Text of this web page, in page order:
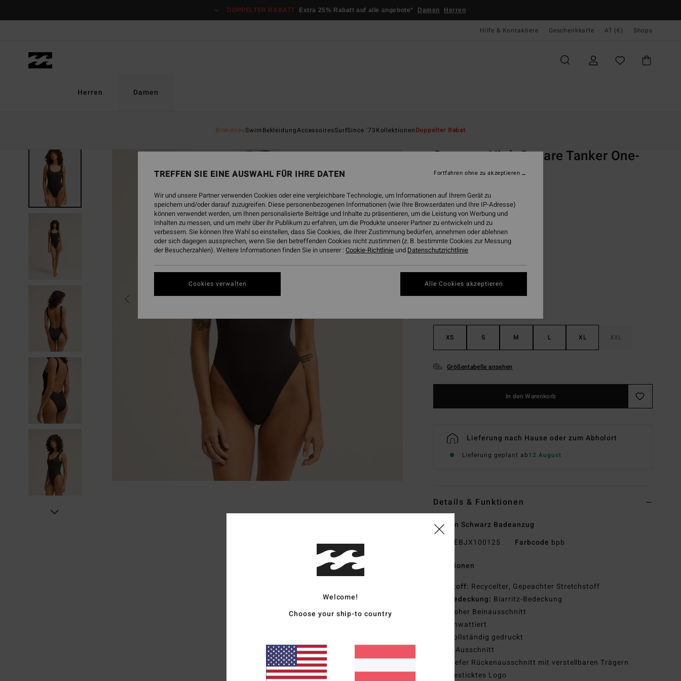
DOPPELTER RABATT Extra 25% Rabatt auf alle angebote* Damen Herren
Hilfe & Kontaktiere Geschenkkarte AT (€) Shops
Herren Damen
BrandneuSwimBekleidungAccessoiresSurfSince '73KollektionenDoppelter Rabat
Summer High Square Tanker One-
Piece
ECO-BONUS
€ 79,95
FarbeBlack Pebble
XS S M L XL XXL
Größentabelle ansehen
In den Warenkorb
Lieferung nach Hause oder zum Abholort
Lieferung geplant ab12 August
Details & Funktionen
Frauen Schwarz Badeanzug
EBJX100125 Farbcode bpb
Funktionen
Stoff: Recycelter, Gepeachter Stretchstoff
Bedeckung: Biarritz-Bedeckung
Hoher Beinausschnitt
Unwattiert
Vollständig gedruckt
V-Ausschnitt
Tiefer Rückenausschnitt mit verstellbaren Trägern
Gesticktes Logo
Welcome!
Choose your ship-to country
TREFFEN SIE EINE AUSWAHL FÜR IHRE DATEN
Wir und unsere Partner verwenden Cookies oder eine vergleichbare Technologie, um Informationen auf Ihrem Gerät zu
speichern und/oder darauf zuzugreifen. Diese personenbezogenen Informationen (wie Ihre Browserdaten und Ihre IP-Adresse)
können verwendet werden, um Ihnen personalisierte Beiträge und Inhalte zu präsentieren, um die Leistung von Werbung und
Inhalten zu messen, und um mehr über ihr Publikum zu erfahren, um die Produkte unserer Partner zu entwickeln und zu
verbessern. Sie können Ihre Wahl so einstellen, dass Sie Cookies, die Ihrer Zustimmung bedürfen, annehmen oder ablehnen
oder sich dagegen aussprechen, wenn Sie den betreffenden Cookies nicht zustimmen (z. B. bestimmte Cookies zur Messung
der Besucherzahlen). Weitere Informationen finden Sie in unserer :Cookie-Richtlinie und Datenschutzrichtlinie
Cookies verwalten
Fortfahren ohne zu akzeptieren
Alle Cookies akzeptieren